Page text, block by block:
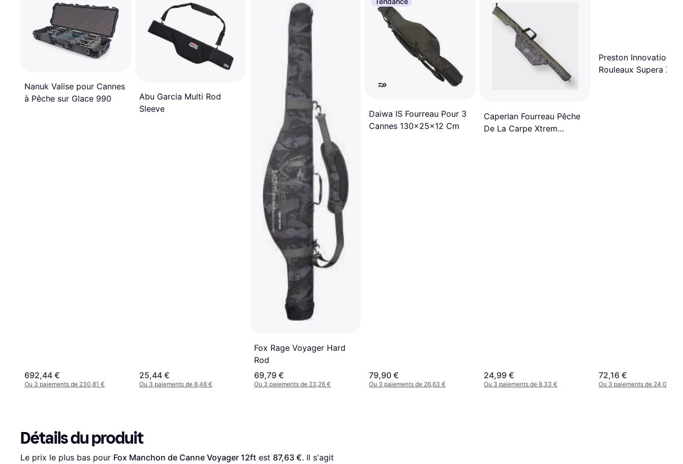
Nanuk Valise pour Cannes
à Pêche sur Glace 990
692,44 €
Ou 3 paiements de 230,81 €
Abu Garcia Multi Rod
Sleeve
25,44 €
Ou 3 paiements de 8,48 €
Fox Rage Voyager Hard
Rod
69,79 €
Ou 3 paiements de 23,26 €
Daiwa IS Fourreau Pour 3
Cannes 130x25x12 Cm
79,90 €
Ou 3 paiements de 26,63 €
Caperlan Fourreau Pêche
De La Carpe Xtrem
24,99 €
Ou 3 paiements de 8,33 €
Preston Innovation
Rouleaux Supera X
72,16 €
Ou 3 paiements de 24,05 €
Détails du produit
Le prix le plus bas pour Fox Manchon de Canne Voyager 12ft est 87,63 €. Il s'agit